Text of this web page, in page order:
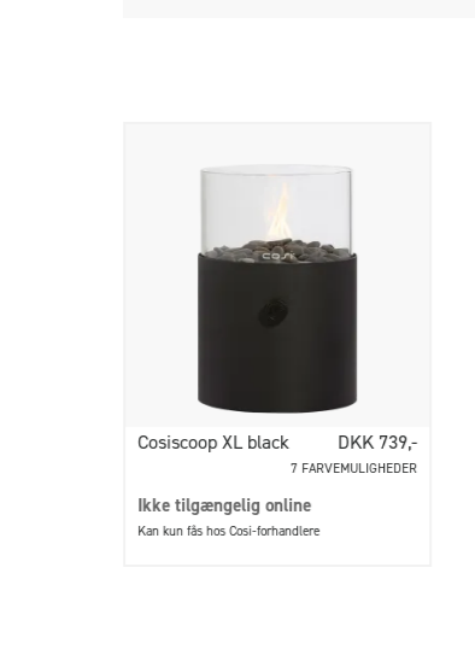
Cosiscoop XL black DKK 739,-
7 FARVEMULIGHEDER
Ikke tilgængelig online
Kan kun fås hos Cosi-forhandlere